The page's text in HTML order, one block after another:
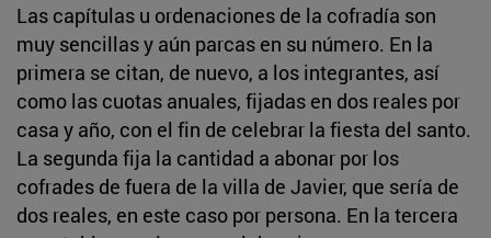
Las capítulas u ordenaciones de la cofradía son
muy sencillas y aún parcas en su número. En la
primera se citan, de nuevo, a los integrantes, así
como las cuotas anuales, fijadas en dos reales por
casa y año, con el fin de celebrar la fiesta del santo.
La segunda fija la cantidad a abonar por los
cofrades de fuera de la villa de Javier, que sería de
dos reales, en este caso por persona. En la tercera